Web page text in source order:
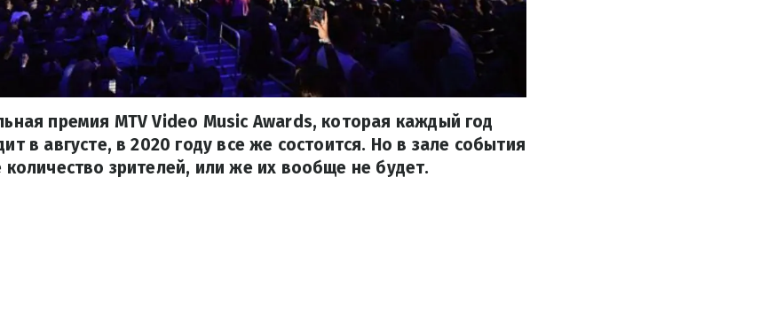
премия MTV Video Music Awards, которая каждый год
в августе, в 2020 году все же состоится. Но в зале события
количество зрителей, или же их вообще не будет.